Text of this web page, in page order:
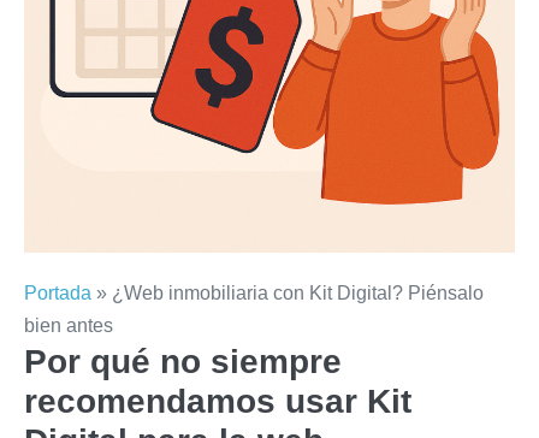
Portada » ¿Web inmobiliaria con Kit Digital? Piénsalo
bien antes
Por qué no siempre
recomendamos usar Kit